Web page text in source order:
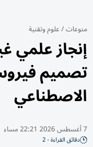
منوعات/علوم وتقنية
إنجاز علمي
تصميم
الاصطناعي
7 أغسطس 2026 22:21 مساء
دقائق القراءة - 2